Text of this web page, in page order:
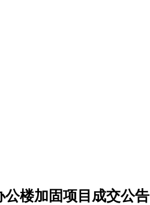
楼加固项目成交公告